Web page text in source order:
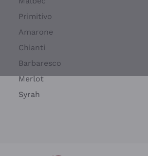
Primitivo
Amarone
Chianti
Barbaresco
Merlot
Syrah